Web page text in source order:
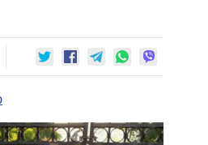
ПОЛІТИКІВ